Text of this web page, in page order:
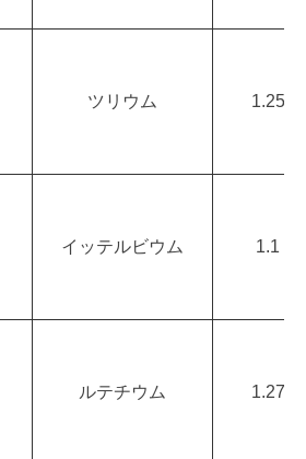
ツリウム 1.25
イッテルビウム 1.1
ルテチウム 1.27